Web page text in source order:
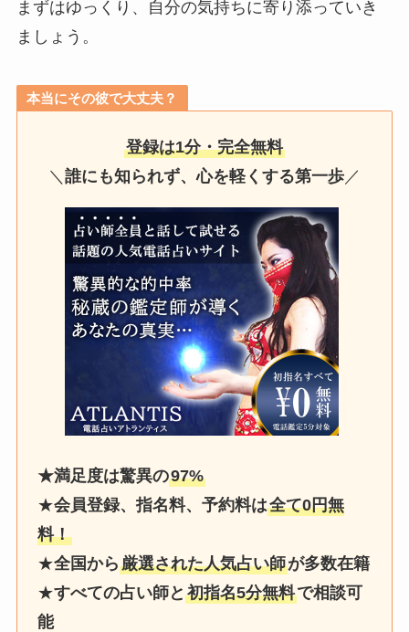
まずはゆっくり、自分の気持ちに寄り添っていき
ましょう。
本当にその彼で大丈夫？
登録は1分・完全無料
＼ 誰にも知られず、心を軽くする第一歩 ／
★満足度は驚異の97%
★会員登録、指名料、予約料は全て0円無
料！
★全国から厳選された人気占い師が多数在籍
★すべての占い師と初指名5分無料で相談可
能